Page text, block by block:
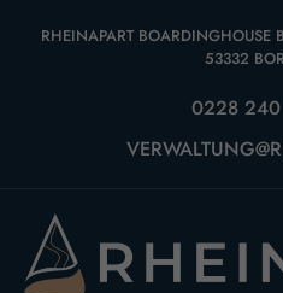
RHEINAPART BOARDINGHOUSE
3332
0228